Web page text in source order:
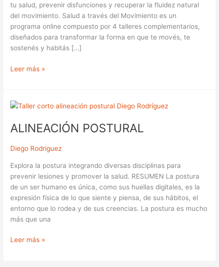
tu salud, prevenir disfunciones y recuperar la fluidez natural
del movimiento. Salud a través del Movimiento es un
programa online compuesto por 4 talleres complementarios,
diseñados para transformar la forma en que te movés, te
sostenés y habitás […]
4
talleres
Leer más »
ALINEACIÓN POSTURAL
Diego Rodriguez
Explora la postura integrando diversas disciplinas para
prevenir lesiones y promover la salud. RESUMEN La postura
de un ser humano es única, como sus huellas digitales, es la
expresión física de lo que siente y piensa, de sus hábitos, el
entorno que lo rodea y de sus creencias. La postura es mucho
más que una
ALINEACIÓN
Leer más »